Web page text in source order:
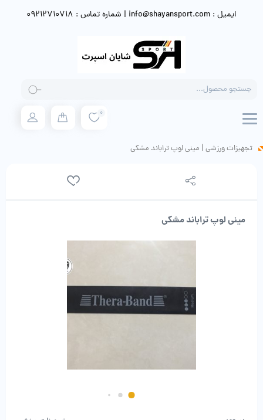
ایمیل : info@shayansport.com | شماره تماس : 09212710718
search
0
تجهیزات ورزشی | مینی لوپ تراباند مشکی
مینی لوپ تراباند مشکی